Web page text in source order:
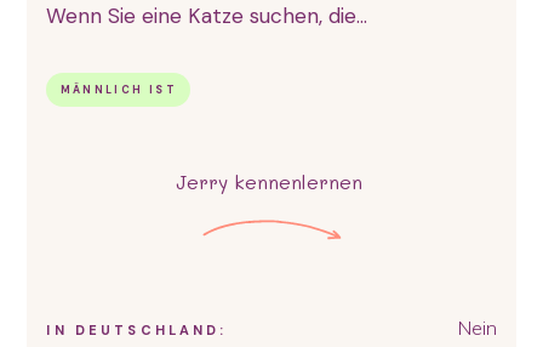
Wenn Sie eine Katze suchen, die...
MÄNNLICH IST
Jerry kennenlernen
IN DEUTSCHLAND: Nein